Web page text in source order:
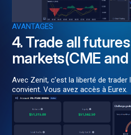
AVANTAGES
4. Trade all futures
markets(CME and
Avec Zenit, c’est la liberté de trader
convient. Vous avez accès à Eurex.